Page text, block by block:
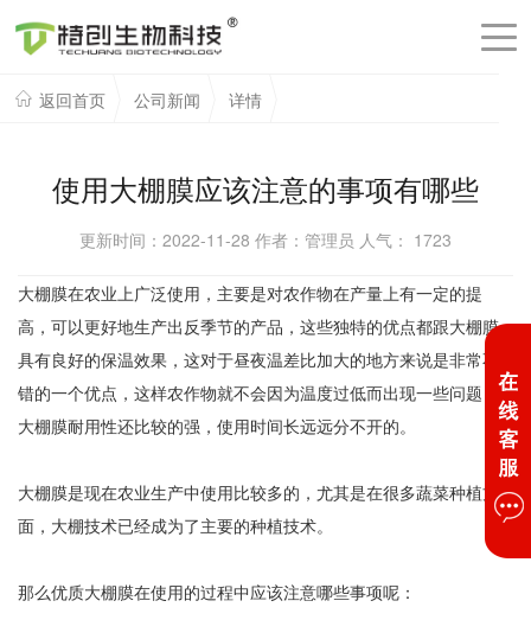
返回首页 公司新闻 详情
使用大棚膜应该注意的事项有哪些
更新时间：2022-11-28 作者：管理员 人气： 1723
大棚膜在农业上广泛使用，主要是对农作物在产量上有一定的提
高，可以更好地生产出反季节的产品，这些独特的优点都跟大棚膜
具有良好的保温效果，这对于昼夜温差比加大的地方来说是非常不
错的一个优点，这样农作物就不会因为温度过低而出现一些问题；
大棚膜耐用性还比较的强，使用时间长远远分不开的。
大棚膜是现在农业生产中使用比较多的，尤其是在很多蔬菜种植方
面，大棚技术已经成为了主要的种植技术。
那么优质大棚膜在使用的过程中应该注意哪些事项呢：